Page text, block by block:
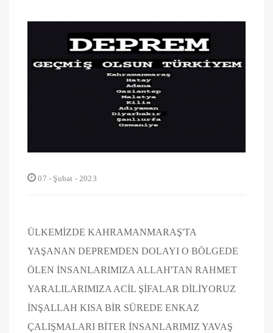
07 - Şubat - 2023
ÜLKEMİZDE KAHRAMANMARAŞ'TA
YAŞANAN DEPREMDEN DOLAYI O BÖLGEDE
ÖLEN İNSANLARIMIZA ALLAH'TAN RAHMET
YARALILARIMIZA ACİL ŞİFALAR DİLİYORUZ
İNŞALLAH KISA BİR SÜREDE ENKAZ
ÇALIŞMALARI BİTER İNSANLARIMIZ YAVAŞ